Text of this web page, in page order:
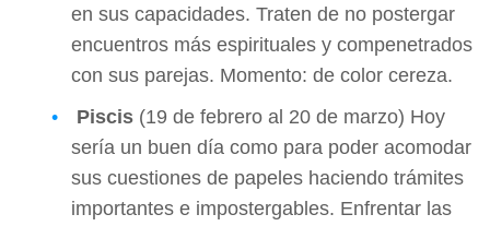
en sus capacidades. Traten de no postergar
encuentros más espirituales y compenetrados
con sus parejas. Momento: de color cereza.
Piscis (19 de febrero al 20 de marzo) Hoy
sería un buen día como para poder acomodar
sus cuestiones de papeles haciendo trámites
importantes e impostergables. Enfrentar las